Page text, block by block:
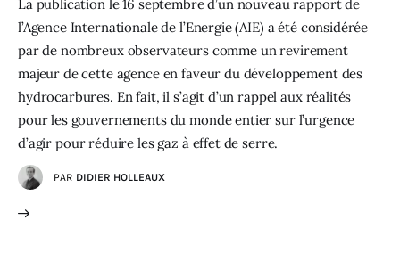
La publication le 16 septembre d’un nouveau rapport de
l’Agence Internationale de l’Energie (AIE) a été considérée
par de nombreux observateurs comme un revirement
majeur de cette agence en faveur du développement des
hydrocarbures. En fait, il s’agit d’un rappel aux réalités
pour les gouvernements du monde entier sur l’urgence
d’agir pour réduire les gaz à effet de serre.
PAR DIDIER HOLLEAUX